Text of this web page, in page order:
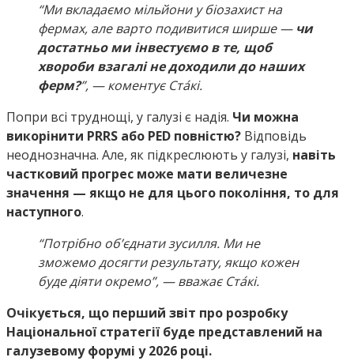
“Ми вкладаємо мільйони у біозахист на
фермах, але варто подивитися ширше — чи
достатньо ми інвестуємо в те, щоб
хвороби взагалі не доходили до наших
ферм?”, — коментує Ста́кі.
Попри всі труднощі, у галузі є надія. Чи можна
викорінити PRRS або PED повністю? Відповідь
неоднозначна. Але, як підкреслюють у галузі, навіть
частковий прогрес може мати величезне
значення — якщо не для цього покоління, то для
наступного.
“Потрібно об’єднати зусилля. Ми не
зможемо досягти результату, якщо кожен
буде діяти окремо”, — вважає Ста́кі.
Очікується, що перший звіт про розробку
Національної стратегії буде представлений на
галузевому форумі у 2026 році.